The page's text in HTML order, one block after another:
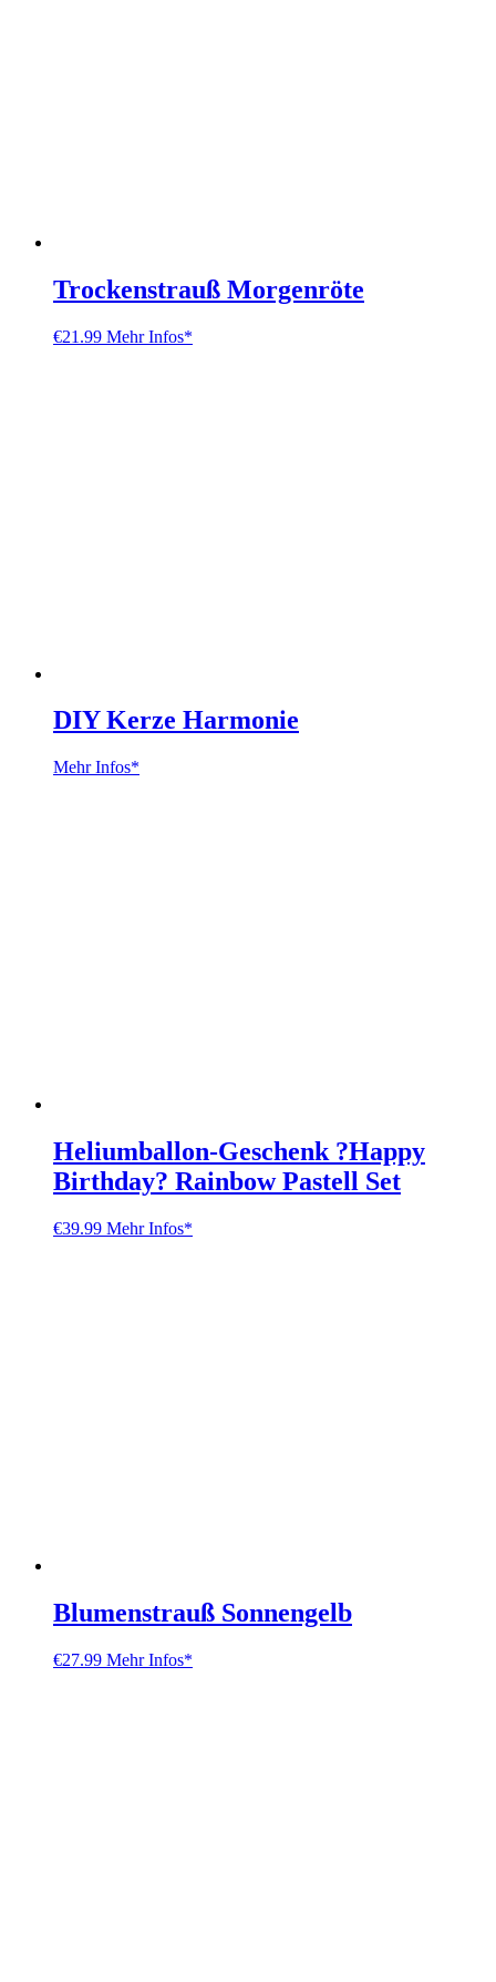
Trockenstrauß Morgenröte
€21.99 Mehr Infos*
DIY Kerze Harmonie
Mehr Infos*
Heliumballon-Geschenk ?Happy
Birthday? Rainbow Pastell Set
€39.99 Mehr Infos*
Blumenstrauß Sonnengelb
€27.99 Mehr Infos*